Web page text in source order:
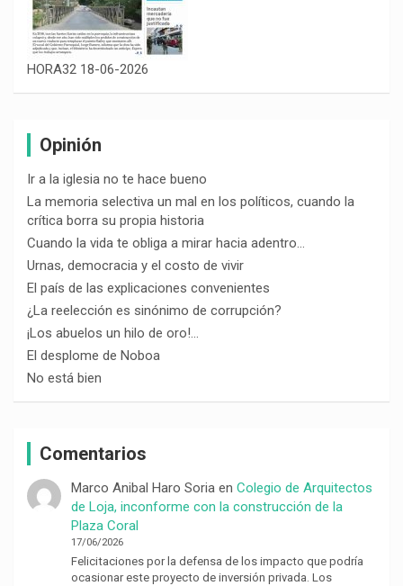
HORA32 18-06-2026
Opinión
Ir a la iglesia no te hace bueno
La memoria selectiva un mal en los políticos, cuando la
crítica borra su propia historia
Cuando la vida te obliga a mirar hacia adentro…
Urnas, democracia y el costo de vivir
El país de las explicaciones convenientes
¿La reelección es sinónimo de corrupción?
¡Los abuelos un hilo de oro!…
El desplome de Noboa
No está bien
Comentarios
Marco Anibal Haro Soriaen Colegio de Arquitectos
de Loja, inconforme con la construcción de la
Plaza Coral
17/06/2026
Felicitaciones por la defensa de los impacto que podría
ocasionar este proyecto de inversión privada. Los